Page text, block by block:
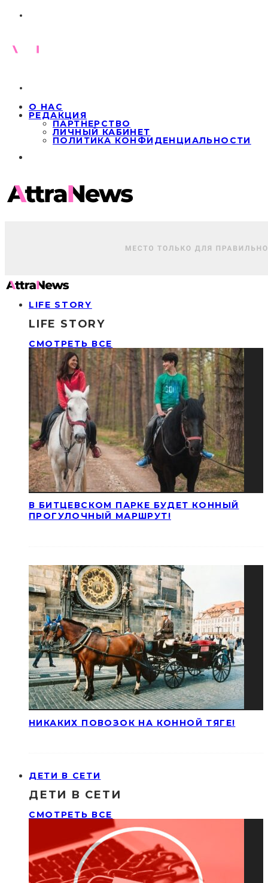
О НАС
РЕДАКЦИЯ
ПАРТНЕРСТВО
ЛИЧНЫЙ КАБИНЕТ
ПОЛИТИКА КОНФИДЕНЦИАЛЬНОСТИ
LIFE STORY
LIFE STORY
СМОТРЕТЬ ВСЕ
В БИТЦЕВСКОМ ПАРКЕ БУДЕТ КОННЫЙ
ПРОГУЛОЧНЫЙ МАРШРУТ!
НИКАКИХ ПОВОЗОК НА КОННОЙ ТЯГЕ!
ДЕТИ В СЕТИ
ДЕТИ В СЕТИ
СМОТРЕТЬ ВСЕ